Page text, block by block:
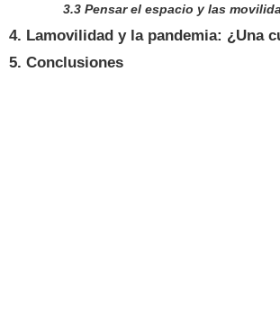
3.3 Pensar el espacio y las
4. Lamovilidad y la pandemia: ¿Una
5. Conclusiones